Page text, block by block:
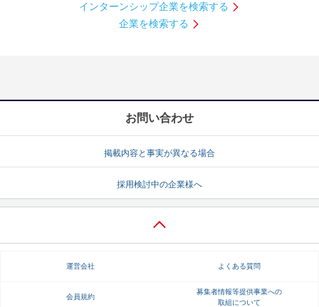
【4年生】
説明会を探す
インターンを探す
就活ノウハウ・サポート
就活支援
就活ノウハウが満載！ お役立ち記事・相談室など
適職診断 就活チャンネル
インターンシップ企業を検索する
企業を検索する
お問い合わせ
掲載内容と事実が異なる場合
採用検討中の企業様へ
運営会社 よくある質問
会員規約
募集者情報等提供事業への
取組について